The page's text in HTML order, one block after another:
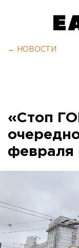
← НОВОСТИ
«Стоп
февраля